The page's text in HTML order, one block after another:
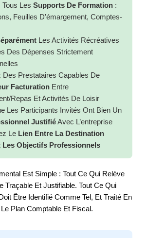
Les Supports De Formation :
Feuilles D’émargement, Comptes-
Les Activités Récréatives
Des Dépenses Strictement
Des Prestataires Capables De
Facturation Entre
repas Et Activités De Loisir
Les Participants Invités Ont Bien Un
JustifiéAvec L’entreprise
Le Lien Entre La Destination
Les Objectifs Professionnels
Est Simple : Tout Ce Qui Relève
Traçable Et Justifiable. Tout Ce Qui
Être Identifié Comme Tel, Et Traité En
Plan Comptable Et Fiscal.